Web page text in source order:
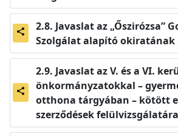
share
Javaslat az „Őszirózsa”
Szolgálat alapító okiratának
share
Javaslat az V. és a VI.
önkormányzatokkal –
otthona tárgyában – kötött
szerződések felülvizsgálatára